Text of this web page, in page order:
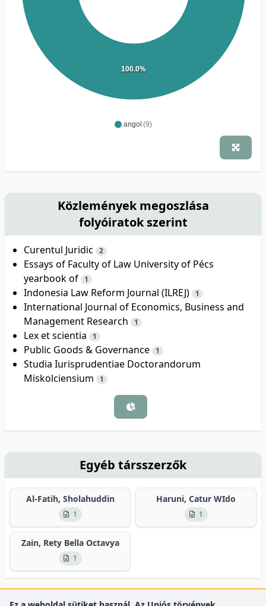
angol (9)
100.0%
Közlemények megoszlása
folyóiratok szerint
Curentul Juridic 2
Essays of Faculty of Law University of Pécs
yearbook of
1
Indonesia Law Reform Journal (ILREJ) 1
International Journal of Economics, Business and
Management Research
1
Lex et scientia 1
Public Goods & Governance 1
Studia Iurisprudentiae Doctorandorum
Miskolciensium
1
Egyéb társszerzők
Al-Fatih, Sholahuddin
1
Haruni, Catur WIdo
1
Zain, Rety Bella Octavya
1